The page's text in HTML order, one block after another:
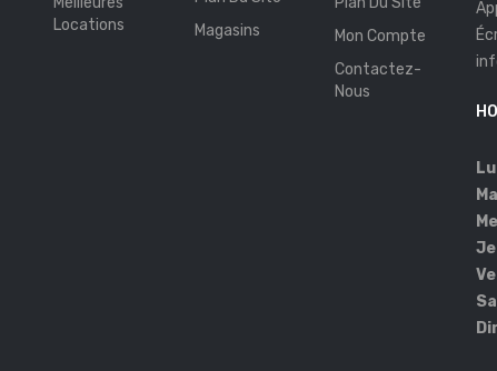
Locations
Magasins
Mon Compte
Contactez-
Nous